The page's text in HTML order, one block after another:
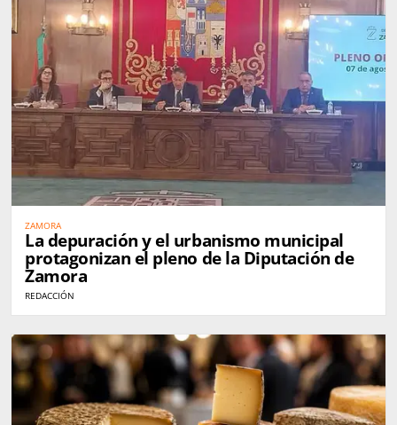
ZAMORA
La depuración y el urbanismo municipal
protagonizan el pleno de la Diputación de
Zamora
REDACCIÓN